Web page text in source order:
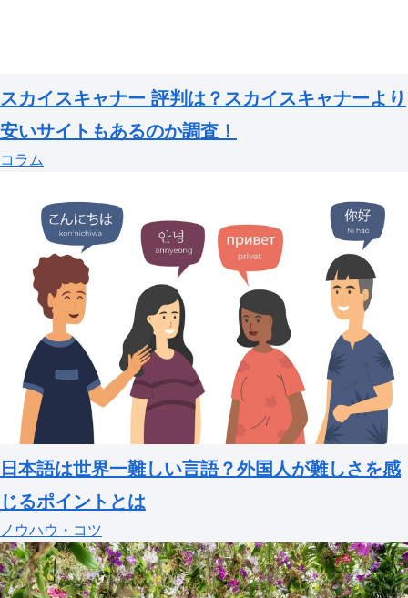
スカイスキャナー 評判は？スカイスキャナーより
安いサイトもあるのか調査！
コラム
日本語は世界一難しい言語？外国人が難しさを感
じるポイントとは
ノウハウ・コツ